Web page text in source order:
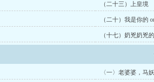
（二十三）上皇境
（二十）我是你的
（十七）奶兇奶兇
〈一〉老婆婆，马